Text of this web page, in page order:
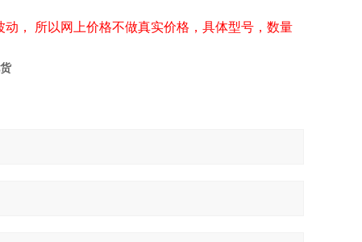
， 所以网上价格不做真实价格，具体型号，数量